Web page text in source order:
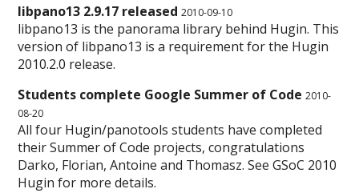
libpano13 2.9.17 released 2010-09-10
libpano13 is the panorama library behind Hugin. This
version of libpano13 is a requirement for the Hugin
2010.2.0 release.
Students complete Google Summer of Code 2010-
08-20
All four Hugin/panotools students have completed
their Summer of Code projects, congratulations
Darko, Florian, Antoine and Thomasz. See GSoC 2010
Hugin for more details.